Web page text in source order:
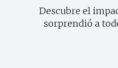
Descubre el
sorprendió a